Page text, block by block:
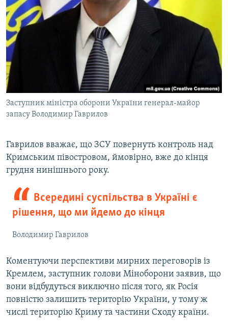
Заступник міністра оборони України генерал-майор
запасу Володимир Гаврилов
Гаврилов вважає, що ЗСУ повернуть контроль над
Кримським півостровом, ймовірно, вже до кінця
грудня нинішнього року.
Всередині суспільства в Україні є
рішення, що ми йдемо до кінця
Володимир Гаврилов
Коментуючи перспективи мирних переговорів із
Кремлем, заступник голови Міноборони заявив, що
вони відбудуться виключно після того, як Росія
повністю залишить територію України, у тому ж
числі територію Криму та частини Сходу країни.